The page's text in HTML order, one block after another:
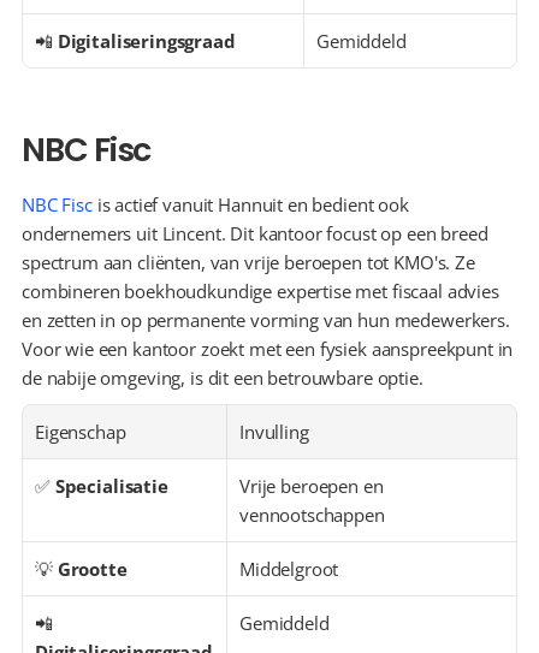
📲 Digitaliseringsgraad Gemiddeld
NBC Fisc
NBC Fisc is actief vanuit Hannuit en bedient ook
ondernemers uit Lincent. Dit kantoor focust op een breed
spectrum aan cliënten, van vrije beroepen tot KMO's. Ze
combineren boekhoudkundige expertise met fiscaal advies
en zetten in op permanente vorming van hun medewerkers.
Voor wie een kantoor zoekt met een fysiek aanspreekpunt in
de nabije omgeving, is dit een betrouwbare optie.
Eigenschap Invulling
✅ Specialisatie
Vrije beroepen en
vennootschappen
💡 Grootte Middelgroot
Gemiddeld